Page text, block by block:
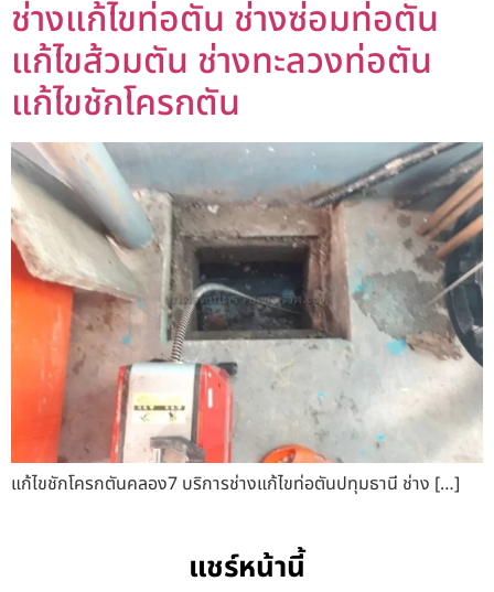
ช่างแก้ไขท่อตัน ช่างซ่อมท่อตัน
แก้ไขส้วมตัน ช่างทะลวงท่อตัน
แก้ไขชักโครกตัน
แก้ไขชักโครกตันคลอง7 บริการช่างแก้ไขท่อตันปทุมธานี ช่าง […]
แชร์หน้านี้